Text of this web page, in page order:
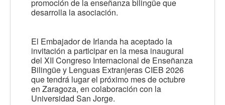
promoción de la enseñanza bilingüe que
desarrolla la asociación.
El Embajador de Irlanda ha aceptado la
invitación a participar en la mesa inaugural
del XII Congreso Internacional de Enseñanza
Bilingüe y Lenguas Extranjeras CIEB 2026
que tendrá lugar el próximo mes de octubre
en Zaragoza, en colaboración con la
Universidad San Jorge.